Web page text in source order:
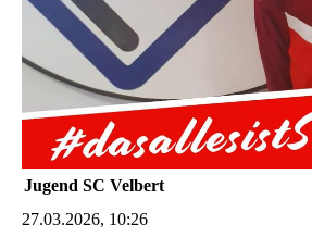
Jugend SC Velbert
27.03.2026, 10:26